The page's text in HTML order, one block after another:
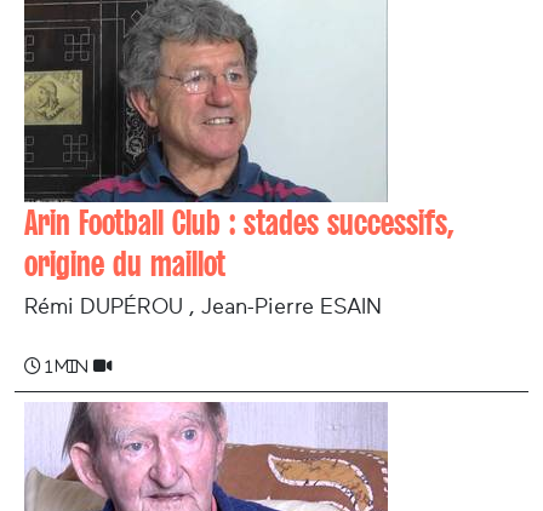
Arin Football Club : stades successifs,
origine du maillot
Rémi DUPÉROU , Jean-Pierre ESAIN
1 min